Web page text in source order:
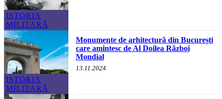
ISTORIA
MILITARĂ
ISTORIA
MILITARĂ
Monumente de arhitectură din București
care amintesc de Al Doilea Război
Mondial
13.11.2024